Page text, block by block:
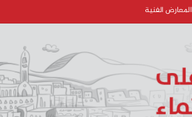
المعارض الفنية